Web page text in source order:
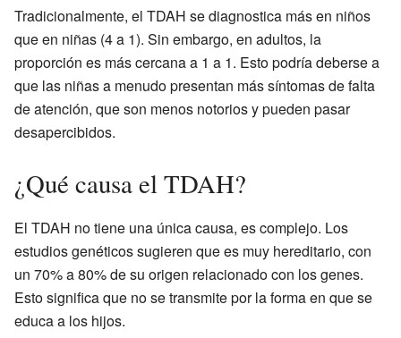
Tradicionalmente, el TDAH se diagnostica más en niños
que en niñas (4 a 1). Sin embargo, en adultos, la
proporción es más cercana a 1 a 1. Esto podría deberse a
que las niñas a menudo presentan más síntomas de falta
de atención, que son menos notorios y pueden pasar
desapercibidos.
¿Qué causa el TDAH?
El TDAH no tiene una única causa, es complejo. Los
estudios genéticos sugieren que es muy hereditario, con
un 70% a 80% de su origen relacionado con los genes.
Esto significa que no se transmite por la forma en que se
educa a los hijos.